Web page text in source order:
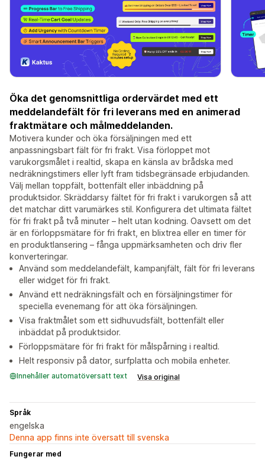
Öka det genomsnittliga ordervärdet med ett
meddelandefält för fri leverans med en animerad
fraktmätare och målmeddelanden.
Motivera kunder och öka försäljningen med ett
anpassningsbart fält för fri frakt. Visa förloppet mot
varukorgsmålet i realtid, skapa en känsla av brådska med
nedräkningstimers eller lyft fram tidsbegränsade erbjudanden.
Välj mellan toppfält, bottenfält eller inbäddning på
produktsidor. Skräddarsy fältet för fri frakt i varukorgen så att
det matchar ditt varumärkes stil. Konfigurera det ultimata fältet
för fri frakt på två minuter – helt utan kodning. Oavsett om det
är en förloppsmätare för fri frakt, en blixtrea eller en timer för
en produktlansering – fånga uppmärksamheten och driv fler
konverteringar.
Använd som meddelandefält, kampanjfält, fält för fri leverans
eller widget för fri frakt.
Använd ett nedräkningsfält och en försäljningstimer för
speciella evenemang för att öka försäljningen.
Visa fraktmålet som ett sidhuvudsfält, bottenfält eller
inbäddat på produktsidor.
Förloppsmätare för fri frakt för målspårning i realtid.
Helt responsiv på dator, surfplatta och mobila enheter.
Innehåller automatöversatt text Visa original
Språk
engelska
Denna app finns inte översatt till svenska
Fungerar med